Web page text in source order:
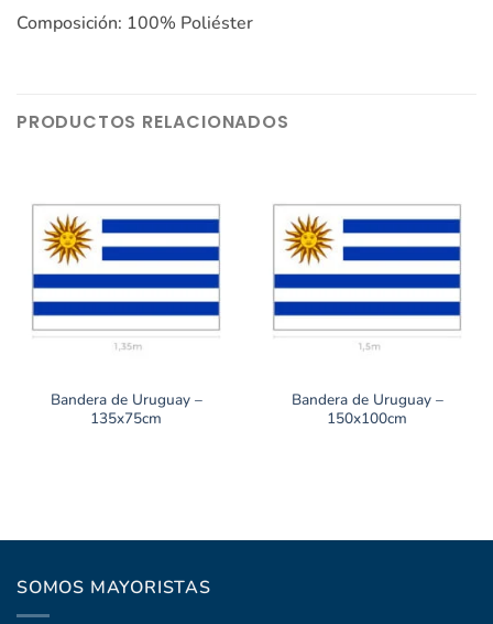
Composición: 100% Poliéster
PRODUCTOS RELACIONADOS
Bandera de Uruguay –
135x75cm
Bandera de Uruguay –
150x100cm
SOMOS MAYORISTAS